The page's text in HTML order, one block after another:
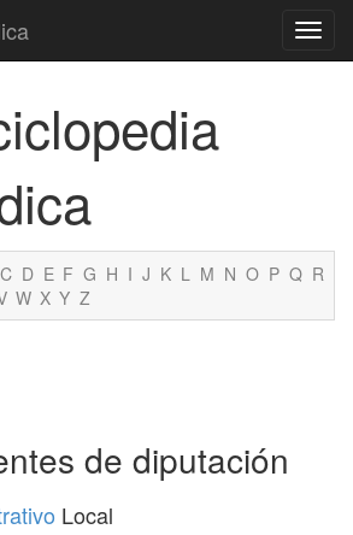
C D E F G H I J K L M N O P Q R
W X Y Z
de diputación
Local